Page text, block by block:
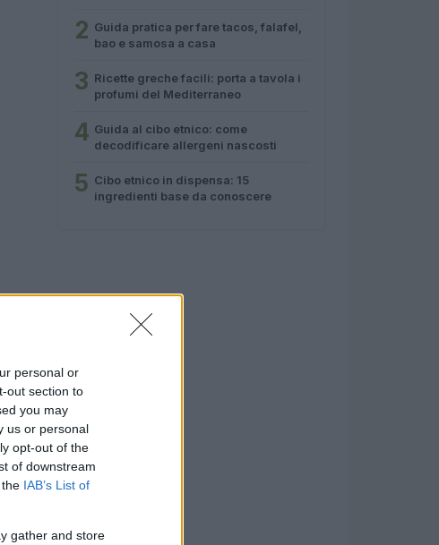
personal or
out section to
you may
us or personal
opt-out of the
of downstream
IAB’s List of
gather and store
2 Guida pratica per fare tacos, falafel,
bao e samosa a casa
3 Ricette greche facili: porta a tavola i
profumi del Mediterraneo
4 Guida al cibo etnico: come
decodificare allergeni nascosti
5 Cibo etnico in dispensa: 15
ingredienti base da conoscere